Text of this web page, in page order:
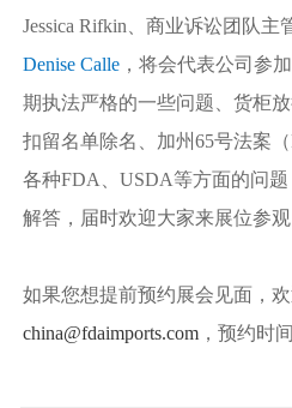
Jessica Rifkin、商业诉讼团队主
Denise Calle，将会代表公司参
期执法严格的一些问题、货柜
扣留名单除名、加州65号法案
各种FDA、USDA等方面的问
解答，届时欢迎大家来展位参观
如果您想提前预约展会见面，
china@fdaimports.com，预约时间